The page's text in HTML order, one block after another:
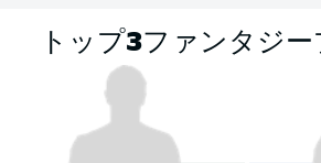
トップ3ファンタジ